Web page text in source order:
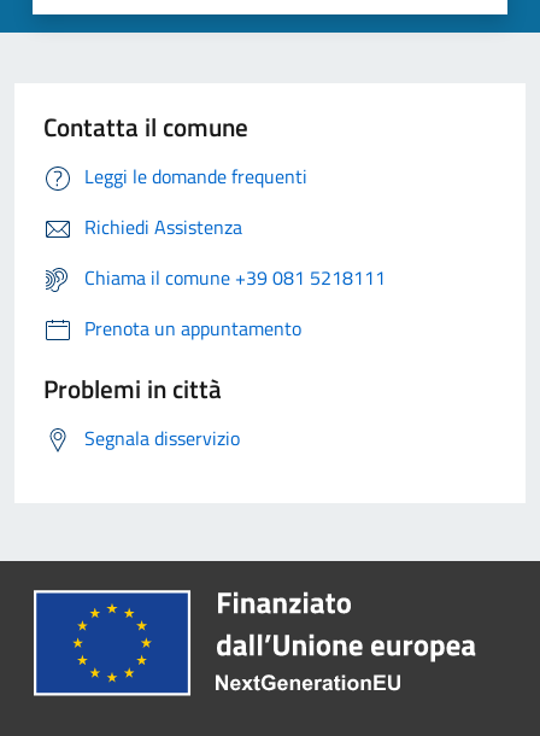
Contatta il comune
Leggi le domande frequenti
Richiedi Assistenza
Chiama il comune +39 081 5218111
Prenota un appuntamento
Problemi in città
Segnala disservizio